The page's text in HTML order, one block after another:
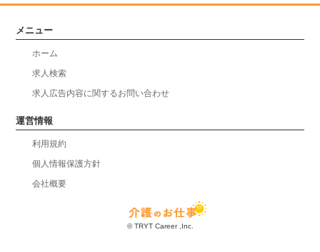
メニュー
ホーム
求人検索
求人広告内容に関するお問い合わせ
運営情報
利用規約
個人情報保護方針
会社概要
© TRYT Career ,Inc.